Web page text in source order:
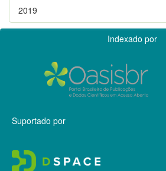
2019
Indexado por
Suportado por